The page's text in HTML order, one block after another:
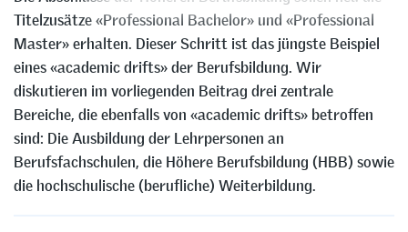
Titelzusätze «Professional Bachelor» und «Professional
Master» erhalten. Dieser Schritt ist das jüngste Beispiel
eines «academic drifts» der Berufsbildung. Wir
diskutieren im vorliegenden Beitrag drei zentrale
Bereiche, die ebenfalls von «academic drifts» betroffen
sind: Die Ausbildung der Lehrpersonen an
Berufsfachschulen, die Höhere Berufsbildung (HBB) sowie
die hochschulische (berufliche) Weiterbildung.